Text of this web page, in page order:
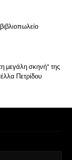
μεγάλη σκηνή" της
Πετρίδου